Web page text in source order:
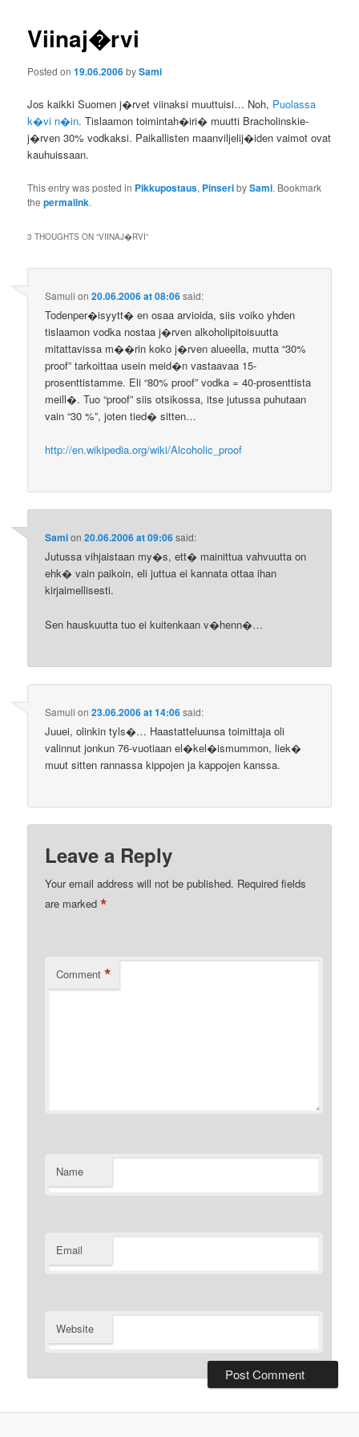
Viinaj�rvi
Posted on19.06.2006bySami
Jos kaikki Suomen j�rvet viinaksi muuttuisi… Noh, Puolassa
k�vi n�in. Tislaamon toimintah�iri� muutti Bracholinskie-
j�rven 30% vodkaksi. Paikallisten maanviljelij�iden vaimot ovat
kauhuissaan.
This entry was posted in Pikkupostaus, PinseribySami. Bookmark
thepermalink.
3 THOUGHTS ON “VIINAJ�RVI”
Samuli on20.06.2006 at 08:06said:
Todenper�isyytt� en osaa arvioida, siis voiko yhden
tislaamon vodka nostaa j�rven alkoholipitoisuutta
mitattavissa m��rin koko j�rven alueella, mutta “30%
proof” tarkoittaa usein meid�n vastaavaa 15-
prosenttistamme. Eli “80% proof” vodka = 40-prosenttista
meill�. Tuo “proof” siis otsikossa, itse jutussa puhutaan
vain “30 %”, joten tied� sitten…
http://en.wikipedia.org/wiki/Alcoholic_proof
Samion20.06.2006 at 09:06said:
Jutussa vihjaistaan my�s, ett� mainittua vahvuutta on
ehk� vain paikoin, eli juttua ei kannata ottaa ihan
kirjaimellisesti.
Sen hauskuutta tuo ei kuitenkaan v�henn�…
Samuli on23.06.2006 at 14:06said:
Juuei, olinkin tyls�… Haastatteluunsa toimittaja oli
valinnut jonkun 76-vuotiaan el�kel�ismummon, liek�
muut sitten rannassa kippojen ja kappojen kanssa.
Leave a Reply
Your email address will not be published. Required fields
are marked*
Comment *
Name
Email
Website